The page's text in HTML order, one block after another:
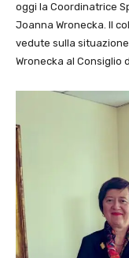
oggi la Coordinatrice
Joanna Wronecka. Il
vedute sulla
Wronecka al Consiglio